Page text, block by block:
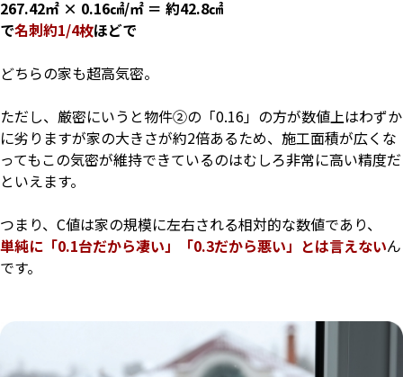
267.42㎡ × 0.16㎠/㎡ ＝ 約42.8㎠
で名刺約1/4枚ほどで
どちらの家も超高気密。
ただし、厳密にいうと物件②の「0.16」の方が数値上はわずか
に劣りますが家の大きさが約2倍あるため、施工面積が広くな
ってもこの気密が維持できているのはむしろ非常に高い精度だ
といえます。
つまり、C値は家の規模に左右される相対的な数値であり、
単純に「0.1台だから凄い」「0.3だから悪い」とは言えないん
です。